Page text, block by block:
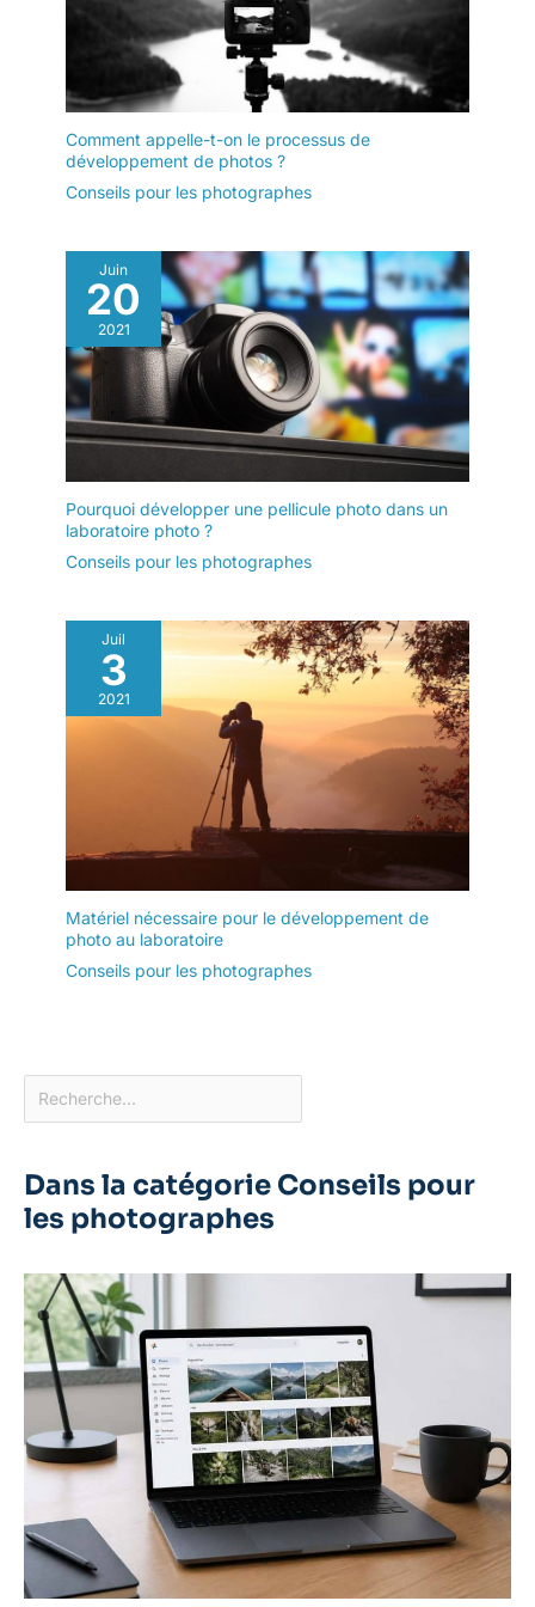
Comment appelle-t-on le processus de
développement de photos ?
Conseils pour les photographes
Juin
20
2021
Pourquoi développer une pellicule photo dans un
laboratoire photo ?
Conseils pour les photographes
Juil
3
2021
Matériel nécessaire pour le développement de
photo au laboratoire
Conseils pour les photographes
Dans la catégorie Conseils pour
les photographes